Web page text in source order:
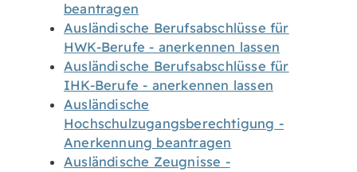
beantragen
Ausländische Berufsabschlüsse für
HWK-Berufe - anerkennen lassen
Ausländische Berufsabschlüsse für
IHK-Berufe - anerkennen lassen
Ausländische
Hochschulzugangsberechtigung -
Anerkennung beantragen
Ausländische Zeugnisse -